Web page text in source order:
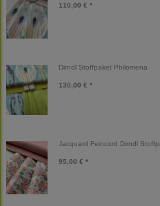
110,00 € *
Dirndl Stoffpaket Philomena
130,00 € *
Jacquard Feincord Dirndl
95,00 € *